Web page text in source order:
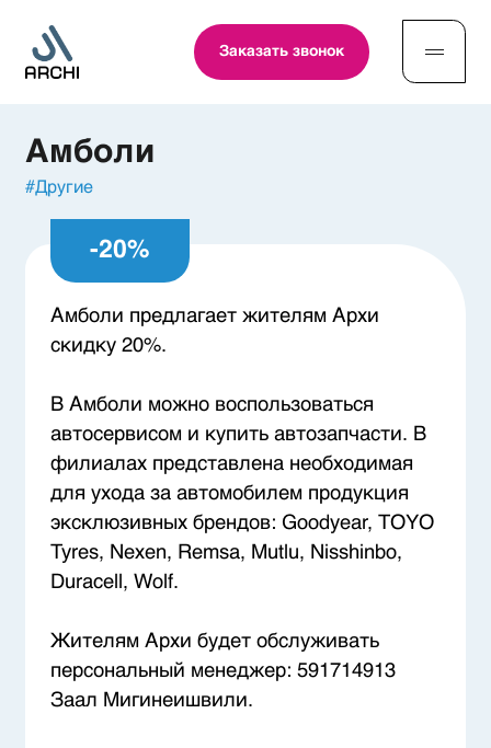
Заказать звонок
Амболи
#Другие
-20%
Амболи предлагает жителям Архи
скидку 20%.
В Амболи можно воспользоваться
автосервисом и купить автозапчасти. В
филиалах представлена необходимая
для ухода за автомобилем продукция
эксклюзивных брендов: Goodyear, TOYO
Tyres, Nexen, Remsa, Mutlu, Nisshinbo,
Duracell, Wolf.
Жителям Архи будет обслуживать
персональный менеджер: 591714913
Заал Мигинеишвили.